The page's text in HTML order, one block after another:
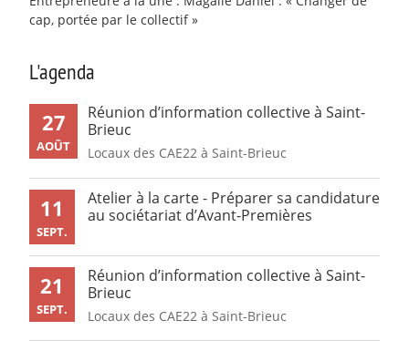
cap, portée par le collectif »
L'agenda
27
AOÛT
Réunion d’information collective à Saint-
Brieuc
Locaux des CAE22 à Saint-Brieuc
11
SEPT.
Atelier à la carte - Préparer sa candidature
au sociétariat d’Avant-Premières
21
SEPT.
Réunion d’information collective à Saint-
Brieuc
Locaux des CAE22 à Saint-Brieuc